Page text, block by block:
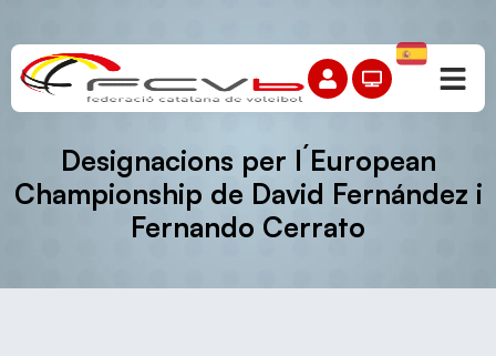
Designacions per l´European
Championship de David Fernández i
Fernando Cerrato